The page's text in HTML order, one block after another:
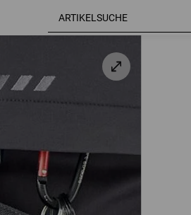
anthrazit / platin